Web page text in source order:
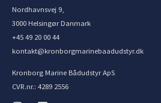
Nordhavnsvej 9,
3000 Helsingør Danmark
+45 49 20 00 44
kontakt@kronborgmarinebaadudstyr.dk
Kronborg Marine Bådudstyr ApS
CVR.nr.: 4289 2556